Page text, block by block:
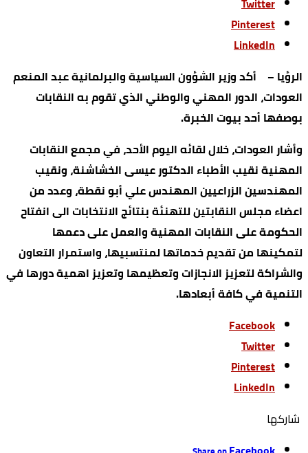
Pinterest
LinkedIn
الرؤيا – أكد وزير الشؤون السياسية والبرلمانية عبد المنعم
العودات، الدور المهني والوطني الذي تقوم به النقابات
بوصفها أحد بيوت الخبرة.
وأشار العودات، خلال لقائه اليوم الأحد، في مجمع النقابات
المهنية نقيب الأطباء الدكتور عيسى الخشاشنة، ونقيب
المهندسين الزراعيين المهندس علي أبو نقطة، وعدد من
اعضاء مجلس النقابتين للتهنئة بنتائج الانتخابات الى انفتاح
الحكومة على النقابات المهنية والعمل على دعمها
لتمكينها من تقديم خدماتها لمنتسبيها، واستمرار التعاون
والشراكة لتعزيز الانجازات وتعظيمها وتعزيز اهمية دورها في
التنمية في كافة أبعادها.
Facebook
Twitter
Pinterest
LinkedIn
‫‫ شاركها‬